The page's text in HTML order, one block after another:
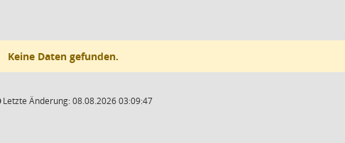
Keine Daten gefunden.
Letzte Änderung: 08.08.2026 03:09:47